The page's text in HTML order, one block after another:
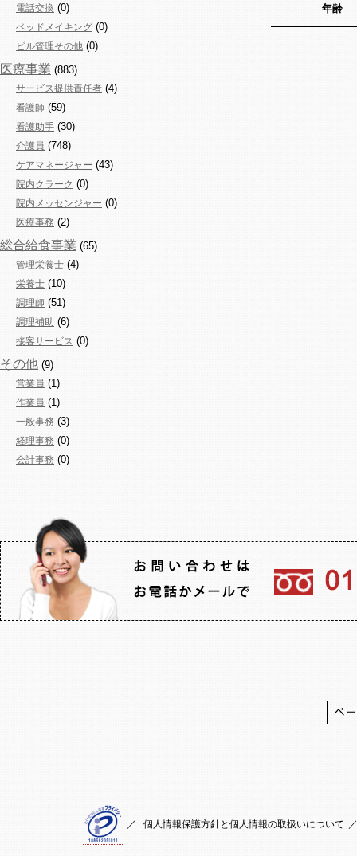
電話交換 (0)
ベッドメイキング (0)
ビル管理その他 (0)
医療事業 (883)
サービス提供責任者 (4)
看護師 (59)
看護助手 (30)
介護員 (748)
ケアマネージャー (43)
院内クラーク (0)
院内メッセンジャー (0)
医療事務 (2)
総合給食事業 (65)
管理栄養士 (4)
栄養士 (10)
調理師 (51)
調理補助 (6)
接客サービス (0)
その他 (9)
営業員 (1)
作業員 (1)
一般事務 (3)
経理事務 (0)
会計事務 (0)
年齢
／ 個人情報保護方針と個人情報の取扱いについて ／